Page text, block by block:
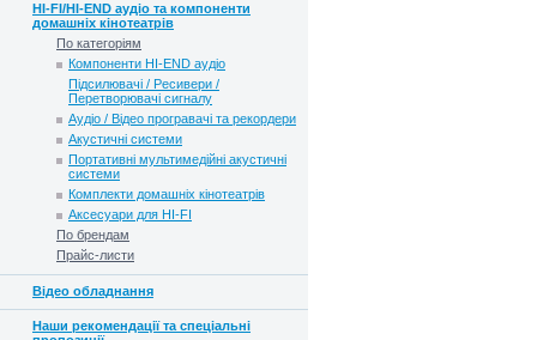
HI-FI/HI-END аудіо та компоненти
домашніх кінотеатрів
По категоріям
Компоненти HI-END аудіо
Підсилювачі / Ресивери /
Перетворювачі сигналу
Аудіо / Відео програвачі та рекордери
Акустичні системи
Портативні мультимедійні акустичні
системи
Комплекти домашніх кінотеатрів
Аксесуари для HI-FI
По брендам
Прайс-листи
Відео обладнання
Наши рекомендації та спеціальні